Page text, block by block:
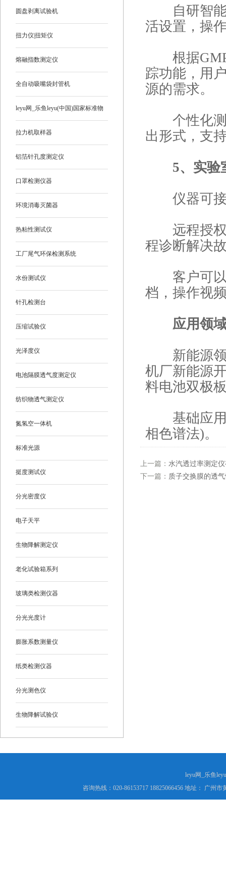
圆盘剥离试验机
扭力仪|扭矩仪
熔融指数测定仪
全自动吸嘴袋封管机
leyu网_乐鱼leyu(中国)国家标准物
质
拉力机取样器
铝箔针孔度测定仪
口罩检测仪器
环境消毒灭菌器
热粘性测试仪
工厂尾气环保检测系统
水份测试仪
针孔检测台
压缩试验仪
光泽度仪
电池隔膜透气度测定仪
纺织物透气测定仪
氮氢空一体机
标准光源
挺度测试仪
分光密度仪
电子天平
生物降解测定仪
老化试验箱系列
玻璃类检测仪器
分光光度计
膨胀系数测量仪
纸类检测仪器
分光测色仪
生物降解试验仪
自研智能
活设置，操
根据GMP
踪功能，用
源的需求。
个性化测
出形式，支
5、实验
仪器可接
远程授权
程诊断解决
客户可以
档，操作视
应用领
新能源领
机厂新能源
料电池双极
基础应用
相色谱法)。
上一篇： 水汽透过率测定
下一篇： 质子交换膜的透
leyu网_乐鱼
咨询热线：020-86153717 18825066456 地址： 广州